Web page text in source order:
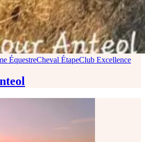
ÉquestreCheval ÉtapeClub Excellence